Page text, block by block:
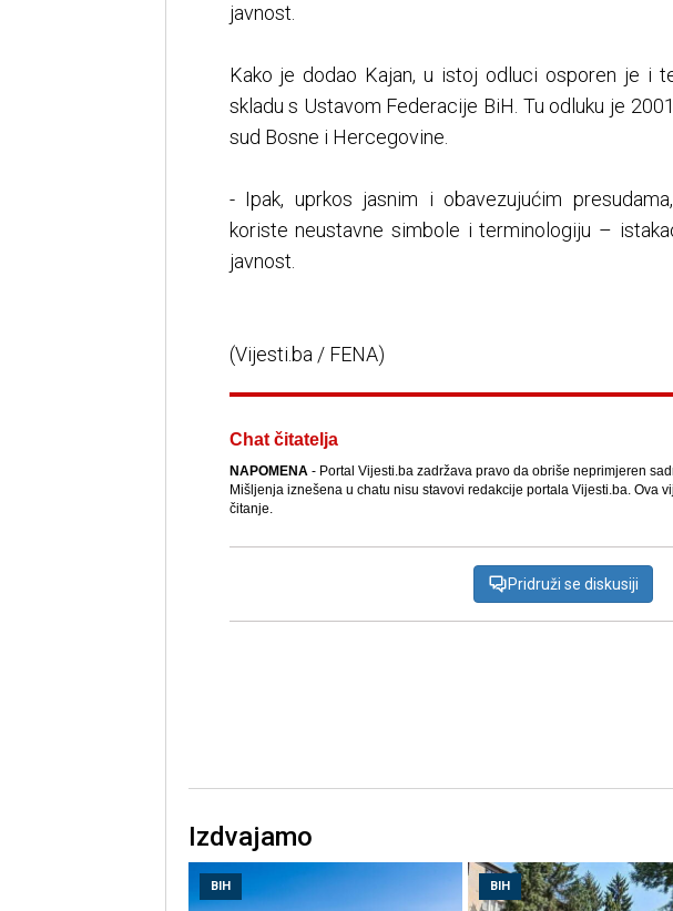
javnost.
Kako je dodao Kajan, u istoj odluci osporen je i
skladu s Ustavom Federacije BiH. Tu odluku je
sud Bosne i Hercegovine.
- Ipak, uprkos jasnim i obavezujućim
koriste neustavne simbole i terminologiju –
javnost.
(Vijesti.ba / FENA)
Chat čitatelja
NAPOMENA- Portal Vijesti.ba zadržava pravo da obriše neprimjeren
Mišljenja iznešena u chatu nisu stavovi redakcije portala Vijesti.ba. Ova
čitanje.
Pridruži se diskusiji
Izdvajamo
BIH BIH